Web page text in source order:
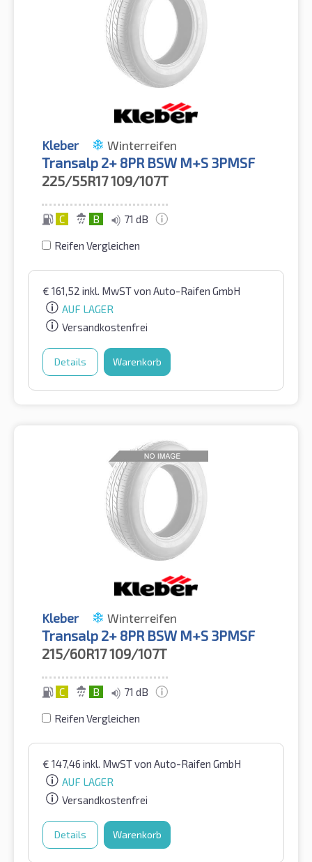
Kleber Winterreifen
Transalp 2+ 8PR BSW M+S 3PMSF
225/55R17109/107T
C B 71 dB
Reifen Vergleichen
€ 161,52 inkl. MwSTvon Auto-Raifen GmbH
AUF LAGER
Versandkostenfrei
Details Warenkorb
Kleber Winterreifen
Transalp 2+ 8PR BSW M+S 3PMSF
215/60R17109/107T
C B 71 dB
Reifen Vergleichen
€ 147,46 inkl. MwSTvon Auto-Raifen GmbH
AUF LAGER
Versandkostenfrei
Details Warenkorb